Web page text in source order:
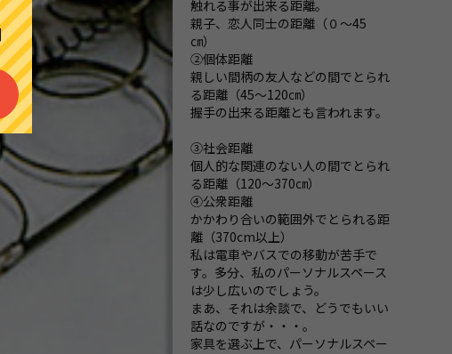
触れる事が出来る距離。
親子、恋人同士の距離（０～45
㎝）
②個体距離
親しい間柄の友人などの間でとられ
る距離（45～120㎝）
握手の出来る距離とも言われます。
③社会距離
個人的な関連のない人の間でとられ
る距離（120～370㎝）
④公衆距離
かかわり合いの範囲外でとられる距
離（370cm以上）
私は電車やバスでの移動が苦手で
す。多分、私のパーソナルスペース
は少し広いのでしょう。
まあ、それは余談で、どうでもいい
話なのですが・・・。
家具を選ぶ上で、パーソナルスペー